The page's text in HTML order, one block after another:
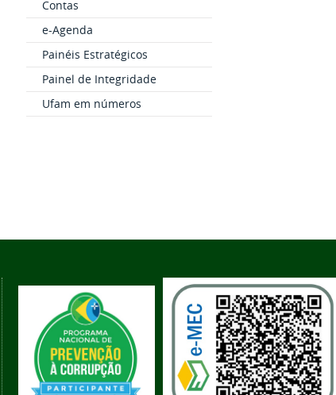
Contas
e-Agenda
Painéis Estratégicos
Painel de Integridade
Ufam em números